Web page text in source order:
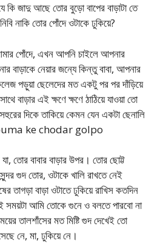
কি জাদু আছে তোর বুড়ো বাপের বাড়াটা তে
নাকি তোর পোঁদে ওটাকে ঢুকিয়ে?
পোঁদে, এখন আপনি চাইলে আপনার
বাড়াকে নেয়ার জন্যে কিন্তু বাবা, আপনার
পড়ুয়া ছেলেদের মত একটু পর পর দাঁড়িয়ে
বাড়ার এই ক্ষণে ক্ষণে ঠাঠিয়ে যাওয়া তো
দিকে তাকিয়ে কেমন যেন একটা ছেনালি
bouma ke chodar golpo
তোর বাবার বাড়ার উপর। তোর ছোট্ট
গুদ তোর, ওটাকে খালি রাখতে নেই
বাড়া ওটাতে ঢুকিয়ে রাখিস কতদিন
সময়টা আমি তোকে গুনে ও বলতে পারবো না
তালশাঁসের মত মিষ্টি গুদ দেখেই তো
নে, মা, ঢুকিয়ে নে।